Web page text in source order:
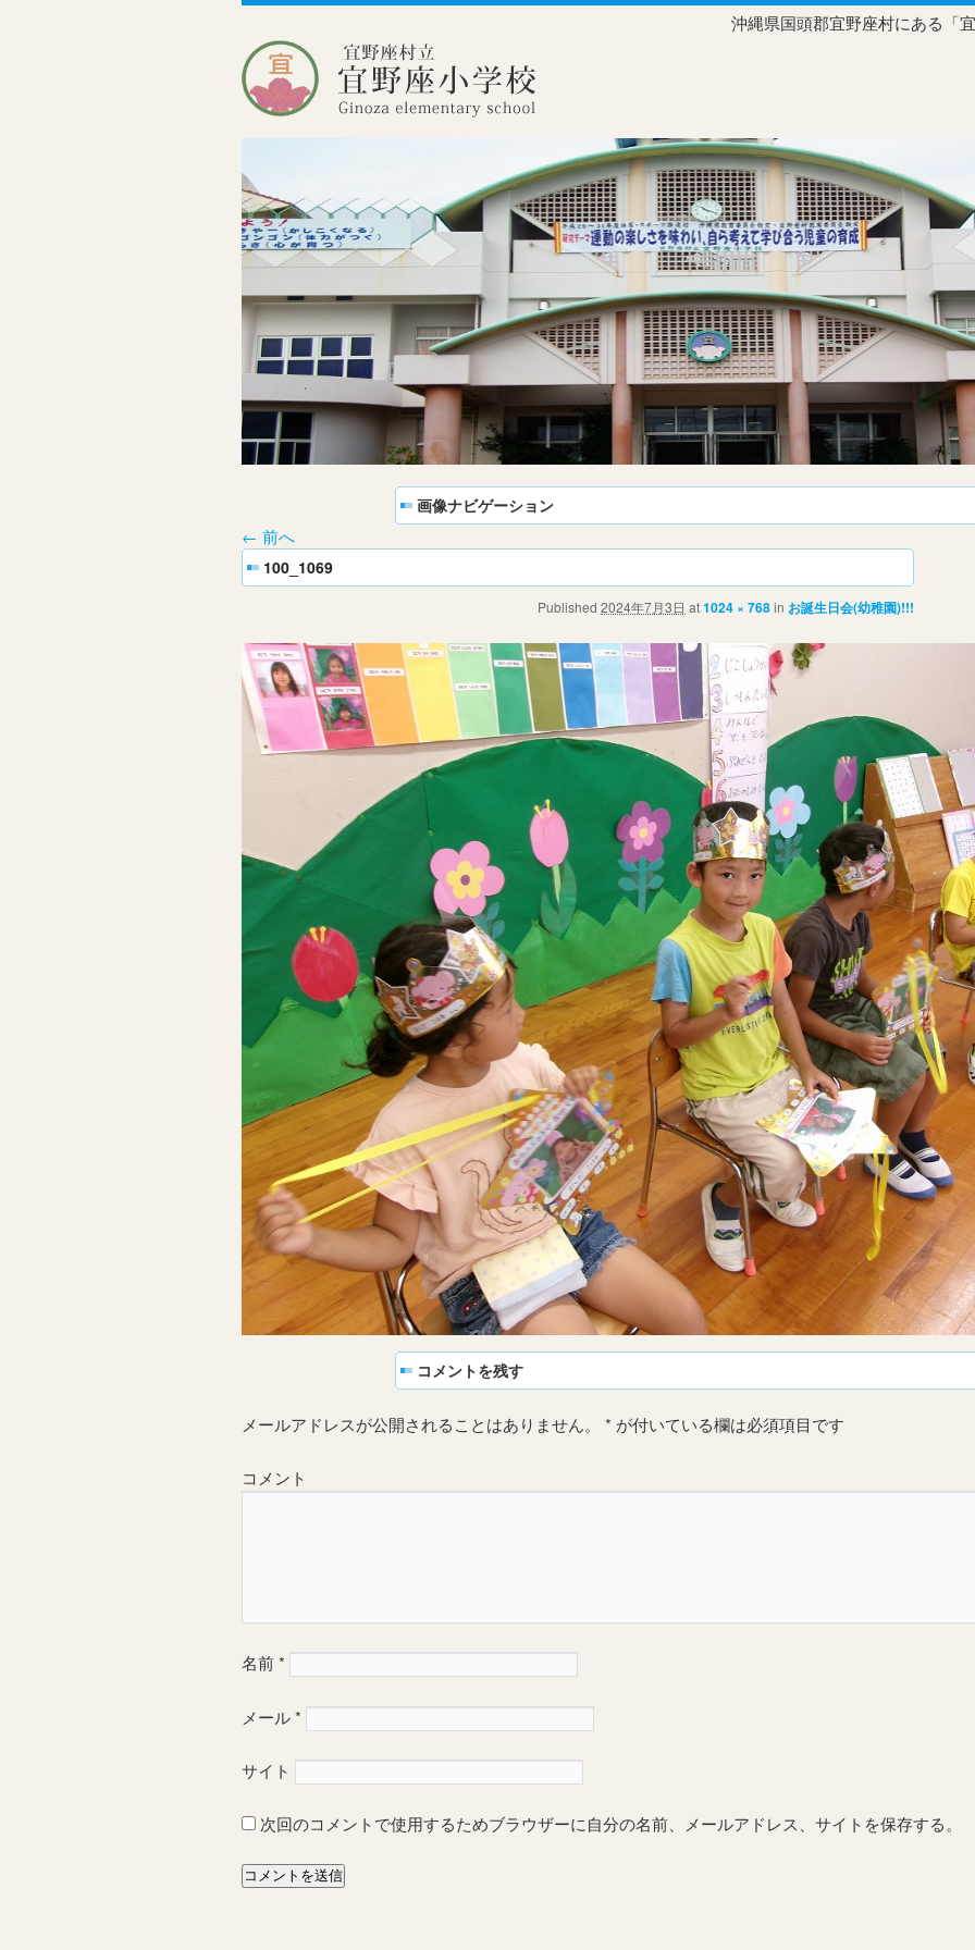
沖縄県国頭郡宜野座村にある「
画像ナビゲーション
← 前へ
100_1069
Published 2024年7月3日 at1024 × 768in お誕生日会(幼稚園)!!!
コメントを残す
メールアドレスが公開されることはありません。 * が付いている欄は必須項目です
コメント
名前*
メール*
サイト
次回のコメントで使用するためブラウザーに自分の名前、メールアドレス、サイトを保存する。